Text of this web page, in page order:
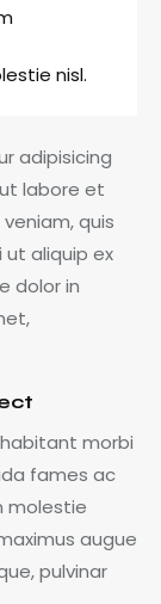
nisl.
adipisicing
labore et
quis
aliquip ex
dolor in
morbi
fames ac
molestie
augue
pulvinar